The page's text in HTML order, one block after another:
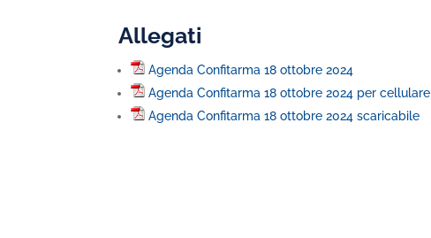
Allegati
Agenda Confitarma 18 ottobre 2024
Agenda Confitarma 18 ottobre 2024 per cellulare
Agenda Confitarma 18 ottobre 2024 scaricabile